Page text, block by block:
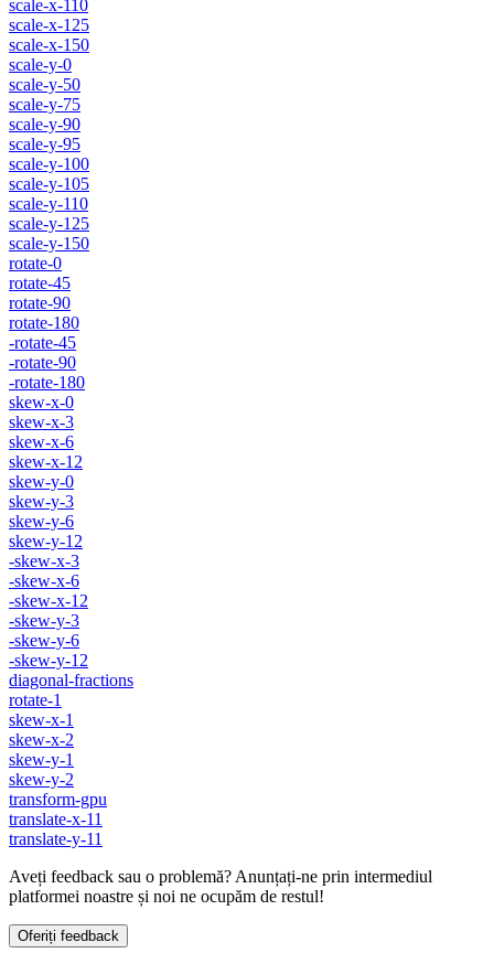
scale-x-110
scale-x-125
scale-x-150
scale-y-0
scale-y-50
scale-y-75
scale-y-90
scale-y-95
scale-y-100
scale-y-105
scale-y-110
scale-y-125
scale-y-150
rotate-0
rotate-45
rotate-90
rotate-180
-rotate-45
-rotate-90
-rotate-180
skew-x-0
skew-x-3
skew-x-6
skew-x-12
skew-y-0
skew-y-3
skew-y-6
skew-y-12
-skew-x-3
-skew-x-6
-skew-x-12
-skew-y-3
-skew-y-6
-skew-y-12
diagonal-fractions
rotate-1
skew-x-1
skew-x-2
skew-y-1
skew-y-2
transform-gpu
translate-x-11
translate-y-11
Aveți feedback sau o problemă? Anunțați-ne prin intermediul
platformei noastre și noi ne ocupăm de restul!
Oferiți feedback